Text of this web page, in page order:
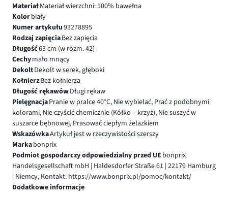
MateriałMateriał wierzchni: 100% bawełna
Kolorbiały
Numer artykułu93278895
Rodzaj zapięciaBez zapięcia
Długość63 cm (w rozm. 42)
Cechymało mnący
DekoltDekolt w serek, głęboki
KołnierzBez kołnierza
Długość rękawówDługi rękaw
PielęgnacjaPranie w pralce 40°C, Nie wybielać, Prać z podobnymi
kolorami, Nie czyścić chemicznie (Kółko – krzyż), Nie suszyć w
suszarce bębnowej, Prasować ciepłym żelazkiem
WskazówkaArtykuł jest w rzeczywistości szerszy
Markabonprix
Podmiot gospodarczy odpowiedzialny przed UE bonprix
Handelsgesellschaft mbH | Haldesdorfer Straße 61 | 22179 Hamburg
| Niemcy, Kontakt: https://www.bonprix.pl/pomoc/kontakt/
Dodatkowe informacje